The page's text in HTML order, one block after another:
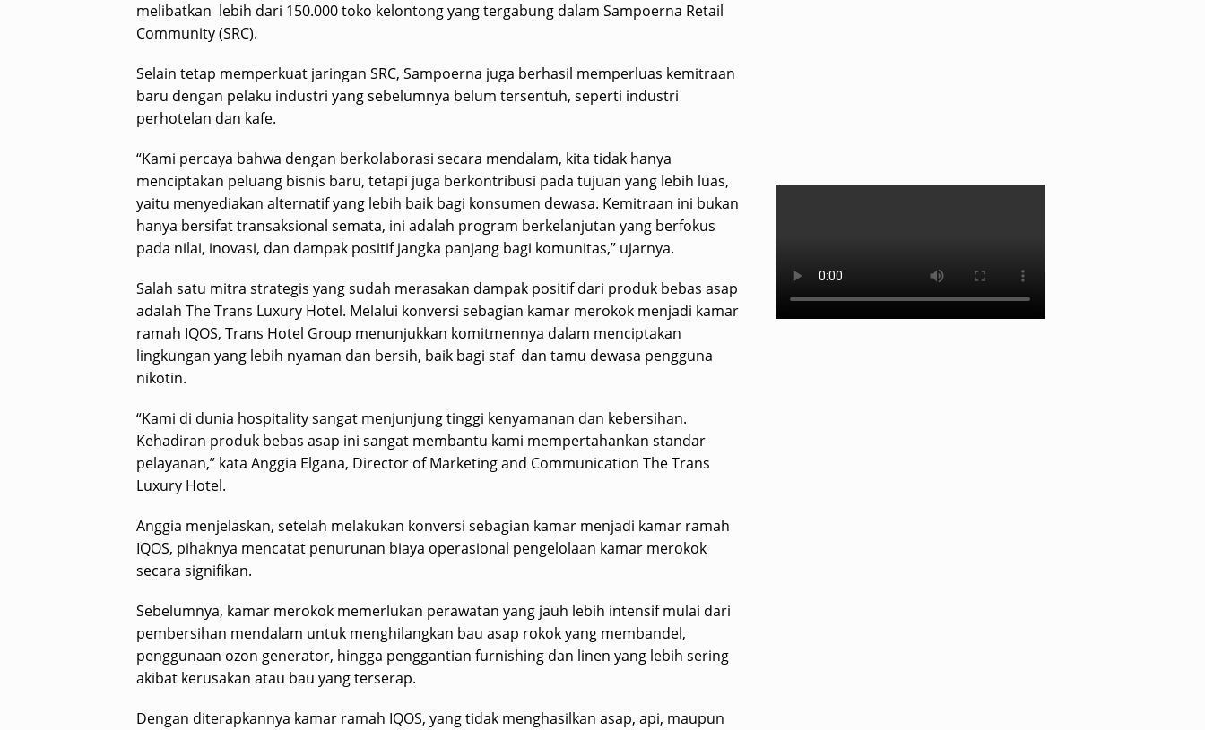
melibatkan lebih dari 150.000 toko kelontong yang tergabung dalam Sampoerna Retail
Community (SRC).
Selain tetap memperkuat jaringan SRC, Sampoerna juga berhasil memperluas kemitraan
baru dengan pelaku industri yang sebelumnya belum tersentuh, seperti industri
perhotelan dan kafe.
“Kami percaya bahwa dengan berkolaborasi secara mendalam, kita tidak hanya
menciptakan peluang bisnis baru, tetapi juga berkontribusi pada tujuan yang lebih luas,
yaitu menyediakan alternatif yang lebih baik bagi konsumen dewasa. Kemitraan ini bukan
hanya bersifat transaksional semata, ini adalah program berkelanjutan yang berfokus
pada nilai, inovasi, dan dampak positif jangka panjang bagi komunitas,” ujarnya.
Salah satu mitra strategis yang sudah merasakan dampak positif dari produk bebas asap
adalah The Trans Luxury Hotel. Melalui konversi sebagian kamar merokok menjadi kamar
ramah IQOS, Trans Hotel Group menunjukkan komitmennya dalam menciptakan
lingkungan yang lebih nyaman dan bersih, baik bagi staf dan tamu dewasa pengguna
nikotin.
“Kami di dunia hospitality sangat menjunjung tinggi kenyamanan dan kebersihan.
Kehadiran produk bebas asap ini sangat membantu kami mempertahankan standar
pelayanan,” kata Anggia Elgana, Director of Marketing and Communication The Trans
Luxury Hotel.
Anggia menjelaskan, setelah melakukan konversi sebagian kamar menjadi kamar ramah
IQOS, pihaknya mencatat penurunan biaya operasional pengelolaan kamar merokok
secara signifikan.
Sebelumnya, kamar merokok memerlukan perawatan yang jauh lebih intensif mulai dari
pembersihan mendalam untuk menghilangkan bau asap rokok yang membandel,
penggunaan ozon generator, hingga penggantian furnishing dan linen yang lebih sering
akibat kerusakan atau bau yang terserap.
Dengan diterapkannya kamar ramah IQOS, yang tidak menghasilkan asap, api, maupun